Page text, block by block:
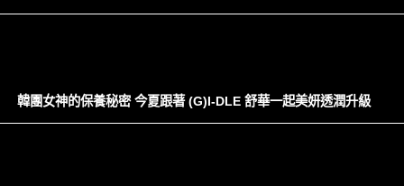
韓團女神的保養秘密 今夏跟著 (G)I-DLE 舒華一起美妍透潤升級